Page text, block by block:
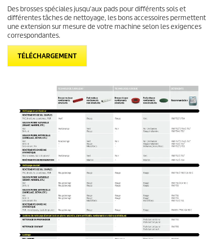
Des brosses spéciales jusqu'aux pads pour différents sols et
différentes tâches de nettoyage, les bons accessoires permettent
une extension sur mesure de votre machine selon les exigences
correspondantes.
TÉLÉCHARGEMENT